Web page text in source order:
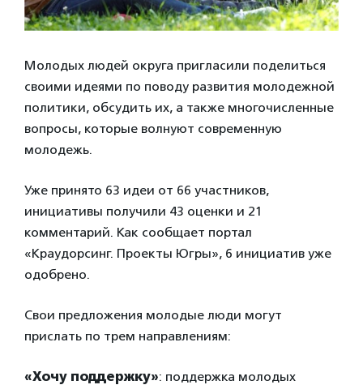
Молодых людей округа пригласили поделиться
своими идеями по поводу развития молодежной
политики, обсудить их, а также многочисленные
вопросы, которые волнуют современную
молодежь.
Уже принято 63 идеи от 66 участников,
инициативы получили 43 оценки и 21
комментарий. Как сообщает портал
«Краудорсинг. Проекты Югры», 6 инициатив уже
одобрено.
Свои предложения молодые люди могут
прислать по трем направлениям:
«Хочу поддержку»: поддержка молодых